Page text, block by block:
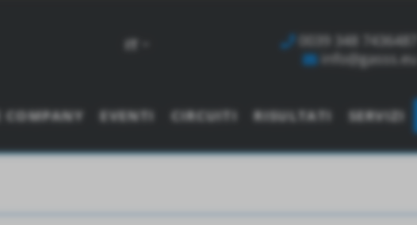
IT
0039 348 7436487
info@gasss.eu
COMPANY EVENTI CIRCUITI RISULTATI SERVIZI